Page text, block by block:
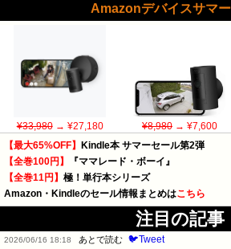
Amazonデバイスサマ
¥33,980→ ¥27,180 ¥8,980→ ¥7,600
【最大65%OFF】
Kindle本 サマーセール第2弾
【全巻100円】
『ママレード・ボーイ』
【全巻11円】 極！単行本シリーズ
Amazon・Kindleのセール情報まとめはこちら
注目の記事
2026/06/16 18:18 あとで読む 🐦Tweet